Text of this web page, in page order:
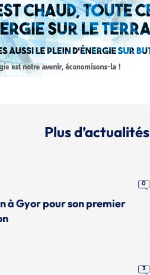
Plus d’actualités
0
à Gyor pour son premier
3